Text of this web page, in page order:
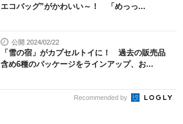
エコバッグ”がかわいい～！ 「めっっ...
公開 2024/02/22
「雪の宿」がカプセルトイに！ 過去の販売品
含め6種のパッケージをラインアップ、お...
Recommended by